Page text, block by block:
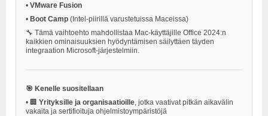
• VMware Fusion
• Boot Camp (Intel-piirillä varustetuissa Maceissa)
🔧 Tämä vaihtoehto mahdollistaa Mac-käyttäjille Office 2024:n
kaikkien ominaisuuksien hyödyntämisen säilyttäen täyden
integraation Microsoft-järjestelmiin.
🎯 Kenelle suositellaan
• 🏢 Yrityksille ja organisaatioille , jotka vaativat pitkän aikavälin
vakaita ja sertifioituja ohjelmistoympäristöjä